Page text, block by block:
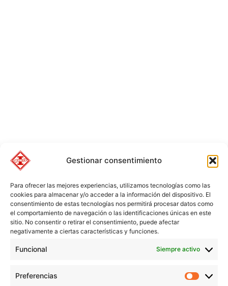
Gestionar consentimiento
Para ofrecer las mejores experiencias, utilizamos tecnologías como las
cookies para almacenar y/o acceder a la información del dispositivo. El
consentimiento de estas tecnologías nos permitirá procesar datos como
el comportamiento de navegación o las identificaciones únicas en este
sitio. No consentir o retirar el consentimiento, puede afectar
negativamente a ciertas características y funciones.
Funcional Siempre activo
Preferencias